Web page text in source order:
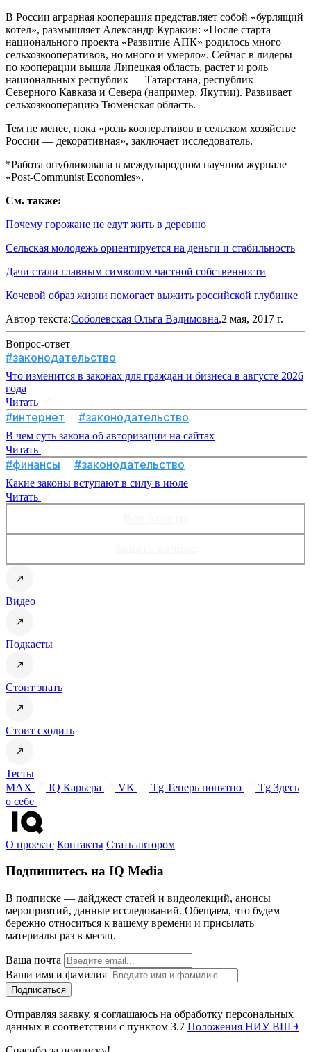
В России аграрная кооперация представляет собой «бурлящий
котел», размышляет Александр Куракин: «После старта
национального проекта «Развитие АПК» родилось много
сельхозкооперативов, но много и умерло». Сейчас в лидеры
по кооперации вышла Липецкая область, растет и роль
национальных республик — Татарстана, республик
Северного Кавказа и Севера (например, Якутии). Развивает
сельхозкооперацию Тюменская область.
Тем не менее, пока «роль кооперативов в сельском хозяйстве
России — декоративная», заключает исследователь.
*Работа опубликована в международном научном журнале
«Post-Communist Economies».
См. также:
Почему горожане не едут жить в деревню
Сельская молодежь ориентируется на деньги и стабильность
Дачи стали главным символом частной собственности
Кочевой образ жизни помогает выжить российской глубинке
Автор текста:Соболевская Ольга Вадимовна,2 мая, 2017 г.
Вопрос-ответ
#законодательство
Что изменится в законах для граждан и бизнеса в августе 2026
года
Читать
#интернет #законодательство
В чем суть закона об авторизации на сайтах
Читать
#финансы #законодательство
Какие законы вступают в силу в июле
Читать
Видео
Подкасты
Стоит знать
Стоит сходить
Тесты
MAX
IQ Карьера VK Tg Теперь понятно
Tg Здесь
о себе
О проекте Контакты Стать автором
Подпишитесь на IQ Media
В подписке — дайджест статей и видеолекций, анонсы
мероприятий, данные исследований. Обещаем, что будем
бережно относиться к вашему времени и присылать
материалы раз в месяц.
Ваша почта
Ваши имя и фамилия
Отправляя заявку, я соглашаюсь на обработку персональных
данных в соответствии с пунктом 3.7 Положения НИУ ВШЭ